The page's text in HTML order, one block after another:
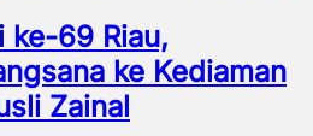
ke-69 Riau,
ke Kediaman
Zainal